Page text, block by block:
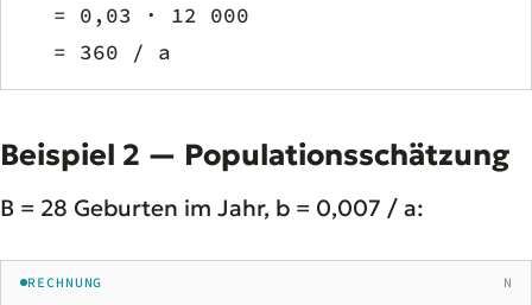
  = 0,03 · 12 000
  = 360 / a
Beispiel 2 — Populationsschätzung
B = 28 Geburten im Jahr, b = 0,007 / a:
RECHNUNG N